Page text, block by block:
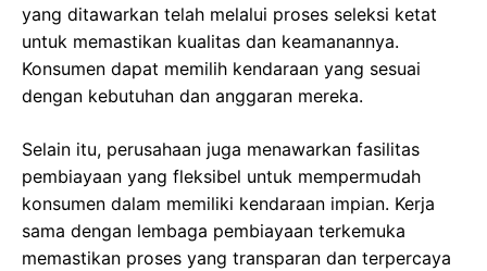
yang ditawarkan telah melalui proses seleksi ketat
untuk memastikan kualitas dan keamanannya.
Konsumen dapat memilih kendaraan yang sesuai
dengan kebutuhan dan anggaran mereka.
Selain itu, perusahaan juga menawarkan fasilitas
pembiayaan yang fleksibel untuk mempermudah
konsumen dalam memiliki kendaraan impian. Kerja
sama dengan lembaga pembiayaan terkemuka
memastikan proses yang transparan dan terpercaya